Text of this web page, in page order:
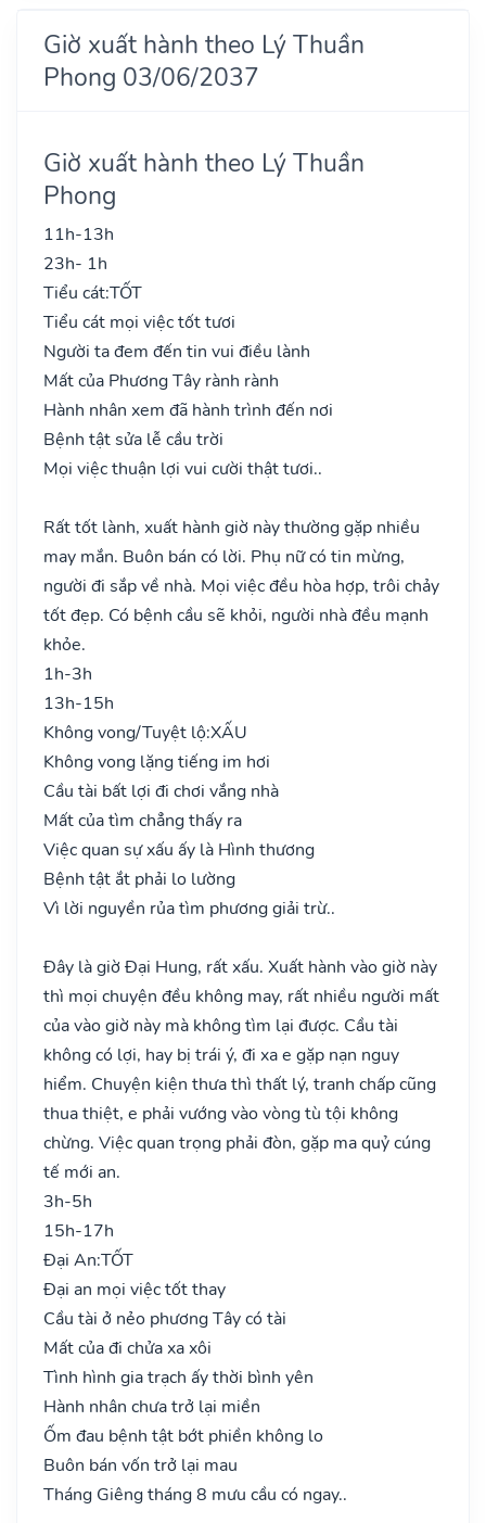
Giờ xuất hành theo Lý Thuần
Phong 03/06/2037
Giờ xuất hành theo Lý Thuần
Phong
11h-13h
23h- 1h
Tiểu cát:TỐT
Tiểu cát mọi việc tốt tươi
Người ta đem đến tin vui điều lành
Mất của Phương Tây rành rành
Hành nhân xem đã hành trình đến nơi
Bệnh tật sửa lễ cầu trời
Mọi việc thuận lợi vui cười thật tươi..
Rất tốt lành, xuất hành giờ này thường gặp nhiều
may mắn. Buôn bán có lời. Phụ nữ có tin mừng,
người đi sắp về nhà. Mọi việc đều hòa hợp, trôi chảy
tốt đẹp. Có bệnh cầu sẽ khỏi, người nhà đều mạnh
khỏe.
1h-3h
13h-15h
Không vong/Tuyệt lộ:XẤU
Không vong lặng tiếng im hơi
Cầu tài bất lợi đi chơi vắng nhà
Mất của tìm chẳng thấy ra
Việc quan sự xấu ấy là Hình thương
Bệnh tật ắt phải lo lường
Vì lời nguyền rủa tìm phương giải trừ..
Đây là giờ Đại Hung, rất xấu. Xuất hành vào giờ này
thì mọi chuyện đều không may, rất nhiều người mất
của vào giờ này mà không tìm lại được. Cầu tài
không có lợi, hay bị trái ý, đi xa e gặp nạn nguy
hiểm. Chuyện kiện thưa thì thất lý, tranh chấp cũng
thua thiệt, e phải vướng vào vòng tù tội không
chừng. Việc quan trọng phải đòn, gặp ma quỷ cúng
tế mới an.
3h-5h
15h-17h
Đại An:TỐT
Đại an mọi việc tốt thay
Cầu tài ở nẻo phương Tây có tài
Mất của đi chửa xa xôi
Tình hình gia trạch ấy thời bình yên
Hành nhân chưa trở lại miền
Ốm đau bệnh tật bớt phiền không lo
Buôn bán vốn trở lại mau
Tháng Giêng tháng 8 mưu cầu có ngay..